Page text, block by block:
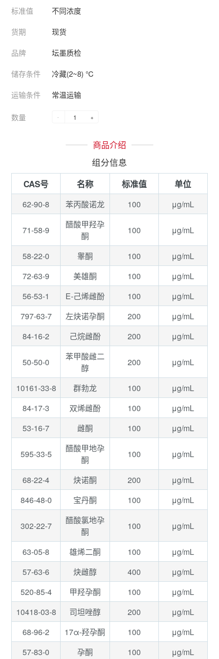
标准值 不同浓度
货期 现货
品牌 坛墨质检
储存条件 冷藏(2~8) ℃
运输条件 常温运输
数量 - +
商品介绍
组分信息
CAS号 名称 标准值 单位
62-90-8 苯丙酸诺龙 100 μg/mL
71-58-9
醋酸甲羟孕
酮
100 μg/mL
58-22-0 睾酮 100
μg/mL
72-63-9
美雄酮 100
μg/mL
56-53-1
E-己烯雌酚 100
μg/mL
797-63-7
左炔诺孕酮 200
μg/mL
84-16-2
己烷雌酚 200 μg/mL
50-50-0
苯甲酸雌二
醇
200 μg/mL
10161-33-8 群勃龙 100
μg/mL
84-17-3
双烯雌酚 100
μg/mL
53-16-7
雌酮 100 μg/mL
595-33-5
醋酸甲地孕
酮
100 μg/mL
68-22-4 炔诺酮 200
μg/mL
846-48-0
宝丹酮 100 μg/mL
302-22-7
醋酸氯地孕
酮
100 μg/mL
63-05-8 雄烯二酮 100
μg/mL
57-63-6
炔雌醇 400
μg/mL
520-85-4
甲羟孕酮 100
μg/mL
10418-03-8
司坦唑醇 200
μg/mL
68-96-2
17α-羟孕酮 100
μg/mL
57-83-0
孕酮 100 μg/mL